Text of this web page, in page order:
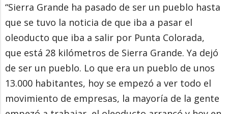
“Sierra Grande ha pasado de ser un pueblo hasta
que se tuvo la noticia de que iba a pasar el
oleoducto que iba a salir por Punta Colorada,
que está 28 kilómetros de Sierra Grande. Ya dejó
de ser un pueblo. Lo que era un pueblo de unos
13.000 habitantes, hoy se empezó a ver todo el
movimiento de empresas, la mayoría de la gente